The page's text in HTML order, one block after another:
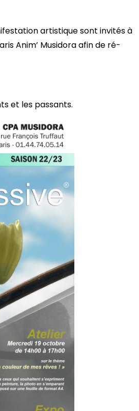
artistique sont invités à
Anim’ Musidora afin de ré-
et les passants.